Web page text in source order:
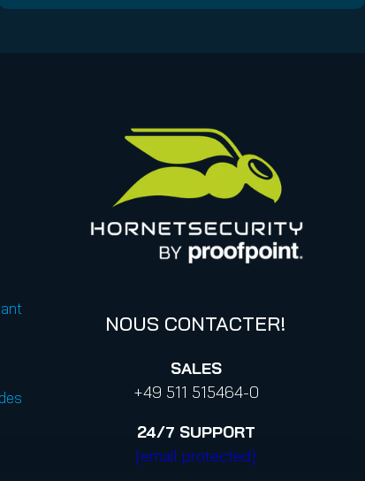
NOUS CONTACTER!
SALES
+49 511 515464-0
24/7 SUPPORT
[email protected]